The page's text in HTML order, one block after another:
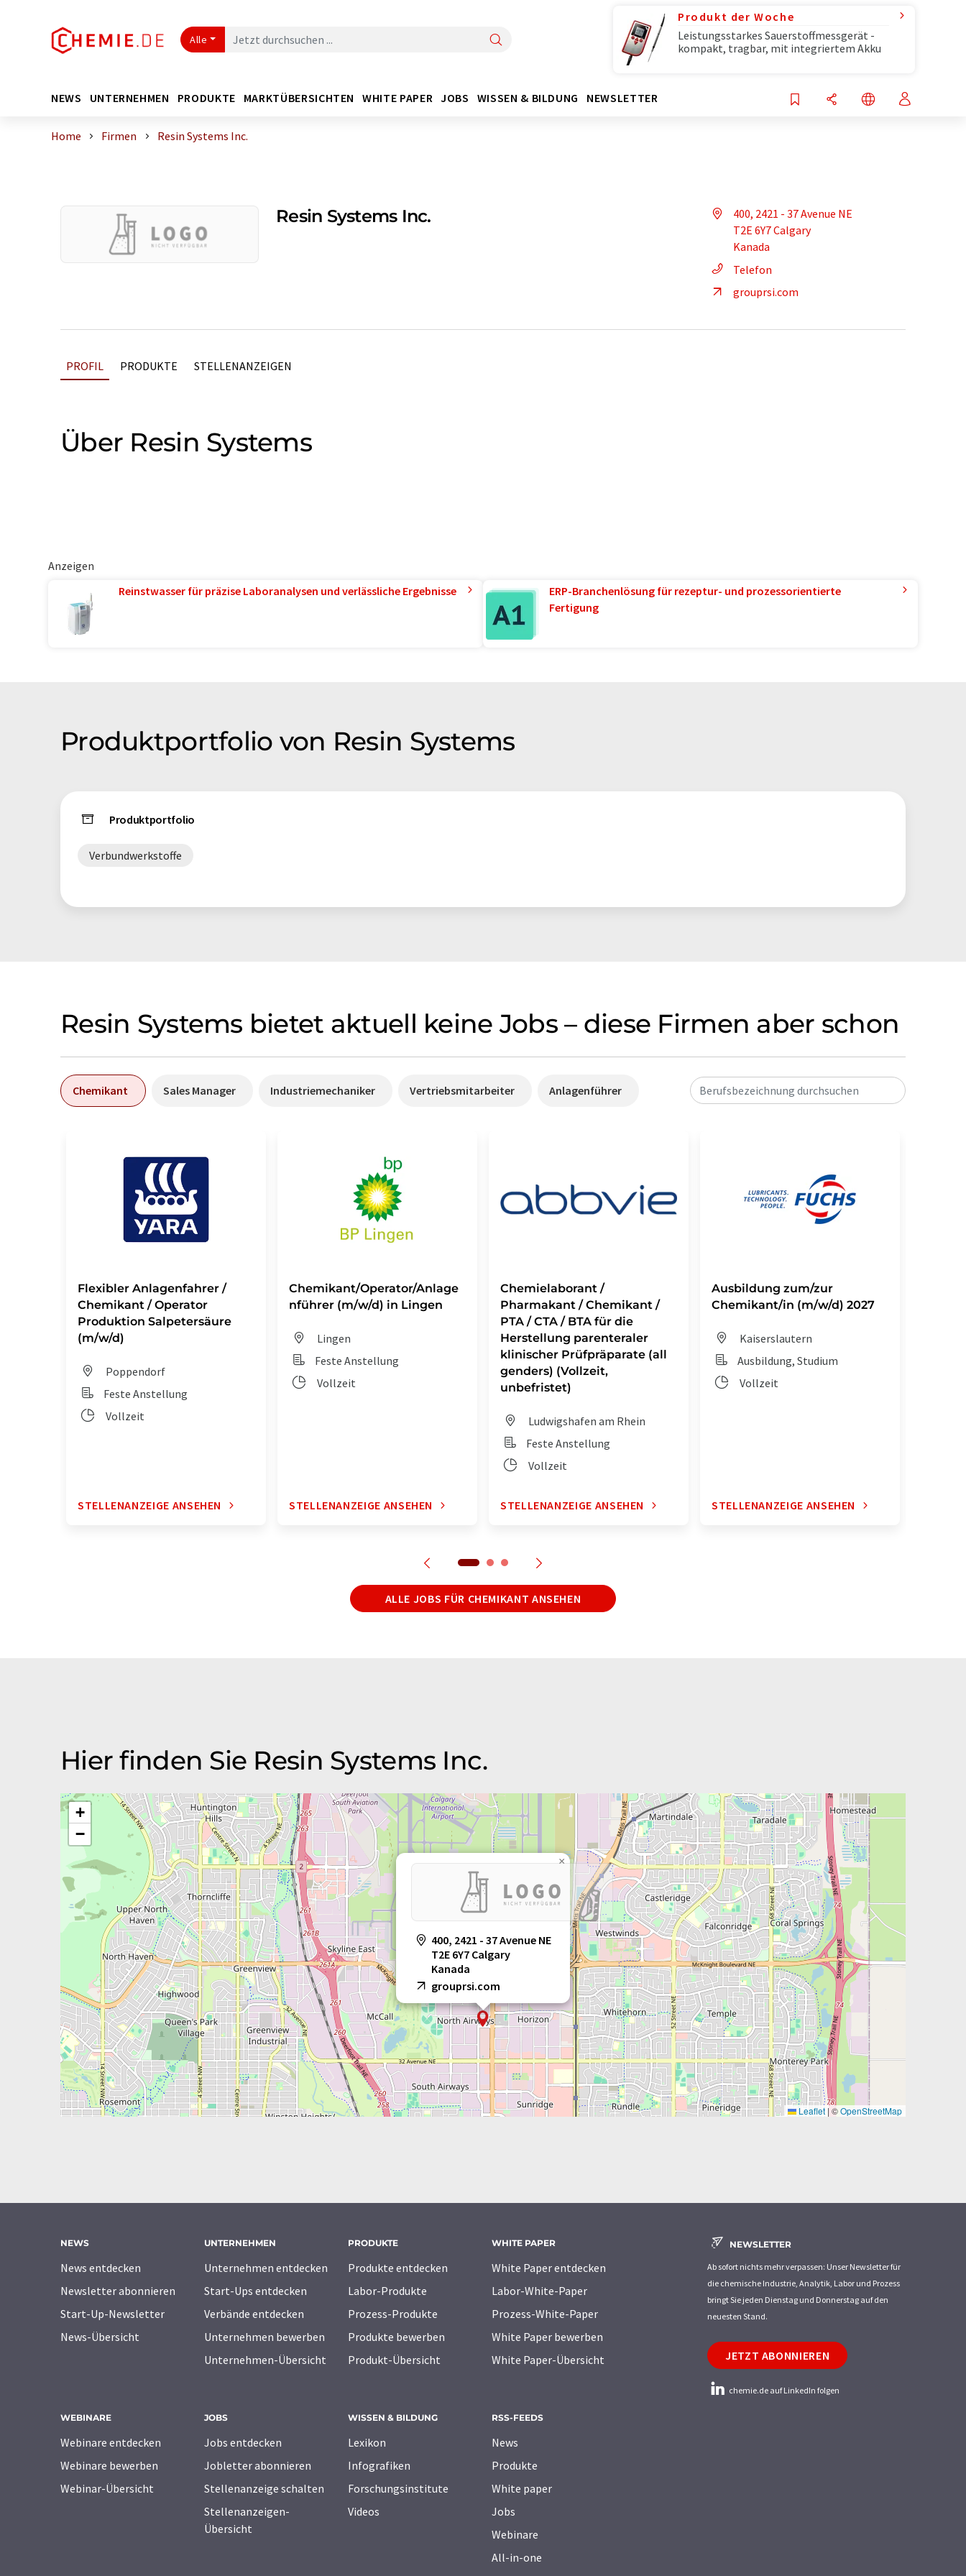
Alle
Produkt der Woche
Leistungsstarkes Sauerstoffmessgerät -
kompakt, tragbar, mit integriertem Akku
NEWS UNTERNEHMEN PRODUKTE MARKTÜBERSICHTEN WHITE PAPER JOBS WISSEN & BILDUNG NEWSLETTER
Home Firmen Resin Systems Inc.
Resin Systems Inc.
400, 2421 - 37 Avenue NE
T2E 6Y7 Calgary
Kanada
Telefon
grouprsi.com
PROFIL PRODUKTE STELLENANZEIGEN
Über Resin Systems
Anzeigen
Reinstwasser für präzise Laboranalysen und verlässliche Ergebnisse
ERP-Branchenlösung für rezeptur- und prozessorientierte
Fertigung
Produktportfolio von Resin Systems
Produktportfolio
Verbundwerkstoffe
Resin Systems bietet aktuell keine Jobs – diese Firmen aber schon
Chemikant Sales Manager Industriemechaniker Vertriebsmitarbeiter Anlagenführer Berufsbezeichnung durchsuchen
Flexibler Anlagenfahrer /
Chemikant / Operator
Produktion Salpetersäure
(m/w/d)
Poppendorf
Feste Anstellung
Vollzeit
STELLENANZEIGE ANSEHEN
Chemikant/Operator/Anlage
nführer (m/w/d) in Lingen
Lingen
Feste Anstellung
Vollzeit
STELLENANZEIGE ANSEHEN
Chemielaborant /
Pharmakant / Chemikant /
PTA / CTA / BTA für die
Herstellung parenteraler
klinischer Prüfpräparate (all
genders) (Vollzeit,
unbefristet)
Ludwigshafen am Rhein
Feste Anstellung
Vollzeit
STELLENANZEIGE ANSEHEN
Ausbildung zum/zur
Chemikant/in (m/w/d) 2027
Kaiserslautern
Ausbildung, Studium
Vollzeit
STELLENANZEIGE ANSEHEN
ALLE JOBS FÜR CHEMIKANT ANSEHEN
Hier finden Sie Resin Systems Inc.
400, 2421 - 37 Avenue NE
T2E 6Y7 Calgary
Kanada
grouprsi.com
×
+
−
Leaflet | ©OpenStreetMap
NEWS
News entdecken
Newsletter abonnieren
Start-Up-Newsletter
News-Übersicht
UNTERNEHMEN
Unternehmen entdecken
Start-Ups entdecken
Verbände entdecken
Unternehmen bewerben
Unternehmen-Übersicht
PRODUKTE
Produkte entdecken
Labor-Produkte
Prozess-Produkte
Produkte bewerben
Produkt-Übersicht
WHITE PAPER
White Paper entdecken
Labor-White-Paper
Prozess-White-Paper
White Paper bewerben
White Paper-Übersicht
WEBINARE
Webinare entdecken
Webinare bewerben
Webinar-Übersicht
JOBS
Jobs entdecken
Jobletter abonnieren
Stellenanzeige schalten
Stellenanzeigen-
Übersicht
WISSEN & BILDUNG
Lexikon
Infografiken
Forschungsinstitute
Videos
RSS-FEEDS
News
Produkte
White paper
Jobs
Webinare
All-in-one
NEWSLETTER
Ab sofort nichts mehr verpassen: Unser Newsletter für
die chemische Industrie, Analytik, Labor und Prozess
bringt Sie jeden Dienstag und Donnerstag auf den
neuesten Stand.
JETZT ABONNIEREN
chemie.de auf LinkedIn folgen